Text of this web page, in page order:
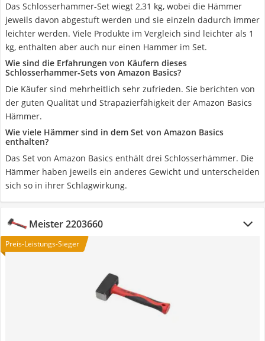
Das Schlosserhammer-Set wiegt 2,31 kg, wobei die Hämmer
jeweils davon abgestuft werden und sie einzeln dadurch immer
leichter werden. Viele Produkte im Vergleich sind leichter als 1
kg, enthalten aber auch nur einen Hammer im Set.
Wie sind die Erfahrungen von Käufern dieses
Schlosserhammer-Sets von Amazon Basics?
Die Käufer sind mehrheitlich sehr zufrieden. Sie berichten von
der guten Qualität und Strapazierfähigkeit der Amazon Basics
Hämmer.
Wie viele Hämmer sind in dem Set von Amazon Basics
enthalten?
Das Set von Amazon Basics enthält drei Schlosserhämmer. Die
Hämmer haben jeweils ein anderes Gewicht und unterscheiden
sich so in ihrer Schlagwirkung.
Meister 2203660
Preis-Leistungs-Sieger